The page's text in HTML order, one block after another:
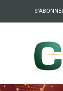
: Partech